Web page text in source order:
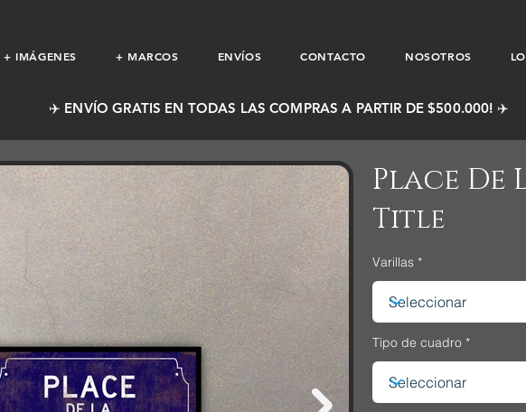
+ IMÁGENES + MARCOS ENVÍOS CONTACTO NOSOTROS
✈️ ENVÍO GRATIS EN TODAS LAS COMPRAS A PARTIR DE $500.000! ✈️
Place De
Title
Varillas
Tipo de cuadro